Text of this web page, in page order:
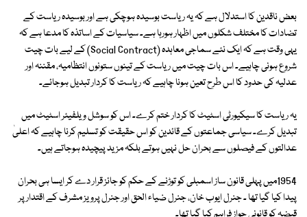
بعض ناقدین کا استدلال ہے کہ یہ ریاست بوسیدہ ہوچکی ہے اور بوسیدہ ریاست کے
تضادات کا مختلف شکلوں میں اظہار ہورہا ہے۔ سیاسیات کے اساتذہ کا مدعا ہے کہ
یہی وقت ہے کہ ایک نئے سماجی معاہدہ (Social Contract) کے لیے بات چیت
شروع ہونی چاہیے۔ اس بات چیت میں ریاست کے تینوں ستونوں انتظامیہ، مقننہ اور
عدلیہ کی حدود کا اس طرح تعین ہونا چاہیے کہ ریاست کا کردار تبدیل ہوجائے۔
یہ ریاست کا سیکیورٹی اسٹیٹ کا کردار ختم کرے۔ اس کو سوشل ویلفیئر اسٹیٹ میں
تبدیل کرے۔ سیاسی جماعتوں کے قائدین کو اس حقیقت کو تسلیم کرنا چاہیے کہ اعلیٰ
عدالتوں کے فیصلوں سے بحران حل نہیں ہوتے بلکہ مزید پیچیدہ ہوجاتے ہیں۔
1954میں پہلی قانون ساز اسمبلی کو توڑنے کے حکم کو جائز قرار دے کر ایسا ہی بحران
پیدا کیا گیا تھا ۔ جنرل ایوب خان، جنرل ضیاء الحق اور جنرل پرویز مشرف کے اقتدار پر